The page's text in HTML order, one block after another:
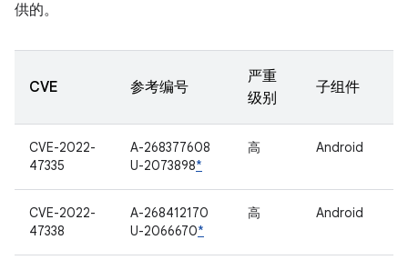
供的。
CVE 参考编号
严重
级别
子组件
CVE-2022-
47335
A-268377608
U-2073898*
高 Android
CVE-2022-
47338
A-268412170
U-2066670*
高 Android